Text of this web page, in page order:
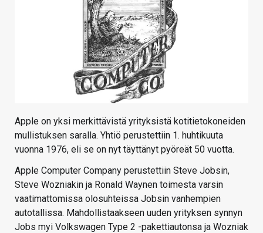
Apple on yksi merkittävistä yrityksistä kotitietokoneiden
mullistuksen saralla. Yhtiö perustettiin 1. huhtikuuta
vuonna 1976, eli se on nyt täyttänyt pyöreät 50 vuotta.
Apple Computer Company perustettiin Steve Jobsin,
Steve Wozniakin ja Ronald Waynen toimesta varsin
vaatimattomissa olosuhteissa Jobsin vanhempien
autotallissa. Mahdollistaakseen uuden yrityksen synnyn
Jobs myi Volkswagen Type 2 -pakettiautonsa ja Wozniak